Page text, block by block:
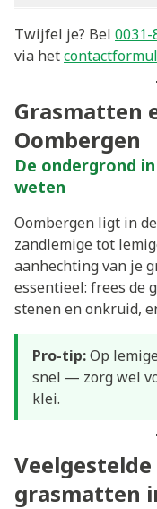
Twijfel je? Bel 0031-
via het
Grasmatten
Oombergen
De ondergrond
weten
Oombergen ligt in
zandlemige tot
aanhechting van je
essentieel: frees de
stenen en onkruid,
Pro-tip:Op
snel — zorg wel
klei.
grasmatten